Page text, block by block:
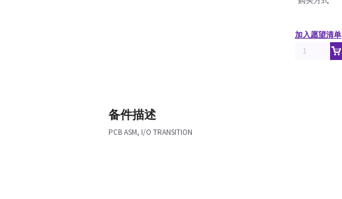
加入愿望清单
备件描述
PCB ASM, I/O TRANSITION